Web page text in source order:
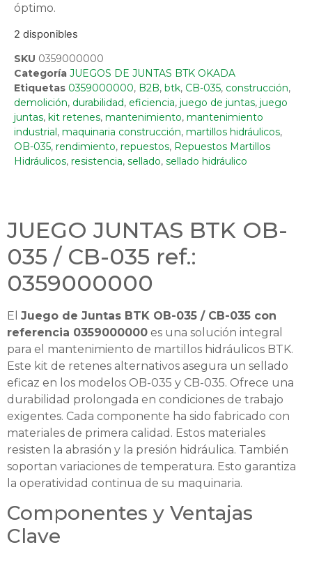
óptimo.
2 disponibles
SKU 0359000000
Categoría JUEGOS DE JUNTAS BTK OKADA
Etiquetas 0359000000, B2B, btk, CB-035, construcción,
demolición, durabilidad, eficiencia, juego de juntas, juego
juntas, kit retenes, mantenimiento, mantenimiento
industrial , maquinaria construcción, martillos hidráulicos,
OB-035, rendimiento, repuestos, Repuestos Martillos
Hidráulicos, resistencia, sellado, sellado hidráulico
JUEGO JUNTAS BTK OB-
035 / CB-035 ref.:
0359000000
El Juego de Juntas BTK OB-035 / CB-035 con
referencia 0359000000 es una solución integral
para el mantenimiento de martillos hidráulicos BTK.
Este kit de retenes alternativos asegura un sellado
eficaz en los modelos OB-035 y CB-035. Ofrece una
durabilidad prolongada en condiciones de trabajo
exigentes. Cada componente ha sido fabricado con
materiales de primera calidad. Estos materiales
resisten la abrasión y la presión hidráulica. También
soportan variaciones de temperatura. Esto garantiza
la operatividad continua de su maquinaria.
Componentes y Ventajas
Clave